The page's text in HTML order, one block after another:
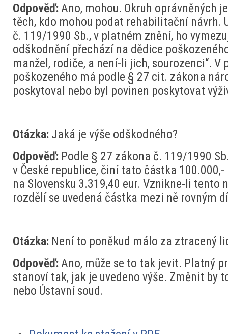
Odpověď: Ano, mohou. Okruh oprávněných
těch, kdo mohou podat rehabilitační návrh.
č. 119/1990 Sb., v platném znění, ho
odškodnění přechází na dědice
manžel, rodiče, a není-li jich, sourozenci“. V
poškozeného má podle § 27 cit. zákona
poskytoval nebo byl povinen poskytovat
Otázka: Jaká je výše odškodného?
Odpověď: Podle § 27 zákona č. 119/1990
v České republice, činí tato částka
na Slovensku 3.319,40 eur. Vznikne-li tento
rozdělí se uvedená částka mezi ně rovným
Otázka: Není to poněkud málo za ztracený
Odpověď: Ano, může se to tak jevit. Platný
stanoví tak, jak je uvedeno výše. Změnit by
nebo Ústavní soud.